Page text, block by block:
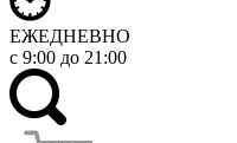
ЕЖЕДНЕВНО
с 9:00 до 21:00